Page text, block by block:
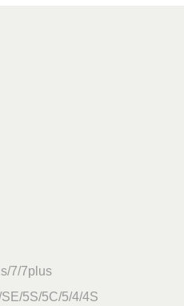
7/7plus
5S/5C/5/4/4S